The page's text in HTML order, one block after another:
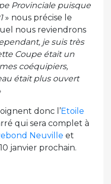
Provinciale puisque
» nous précise le
nous reviendrons
je suis très
Coupe était un
coéquipiers,
était plus ouvert
donc l’Etoile
qui sera complet à
Neuville et
janvier prochain.